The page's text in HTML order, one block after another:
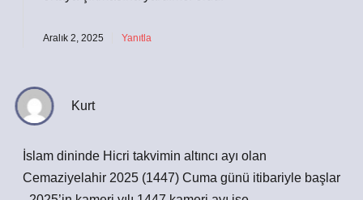
Aralık 2, 2025 Yanıtla
Kurt
İslam dininde Hicri takvimin altıncı ayı olan
Cemaziyelahir 2025 (1447) Cuma günü itibariyle başlar